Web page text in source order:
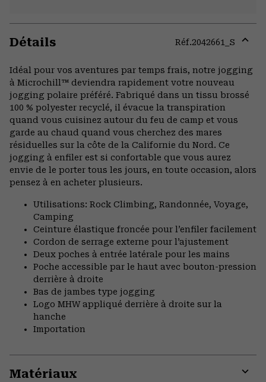
Détails Réf.2042661_S
or
Idéal pour vos aventures par temps frais, notre jogging
à Microchill™ deviendra rapidement votre nouveau
jogging polaire préféré. Fabriqué dans un tissu brossé
100 % polyester recyclé, il évacue la transpiration
quand vous cuisinez autour du feu de camp et vous
garde au chaud quand vous cherchez des mares
résiduelles sur la côte de la Californie du Nord. Ce
jogging à enfiler est si confortable que vous aurez
envie de le porter tous les jours, en toute occasion, alors
pensez à en acheter plusieurs.
Utilisations: Rock Climbing, Randonnée, Voyage,
Camping
Ceinture élastique froncée pour l’enfiler facilement
Cordon de serrage externe pour l’ajustement
Deux poches à entrée latérale pour les mains
Poche accessible par le haut avec bouton-pression
derrière à droite
Bas de jambes type jogging
Logo MHW appliqué derrière à droite sur la
hanche
Importation
Matériaux